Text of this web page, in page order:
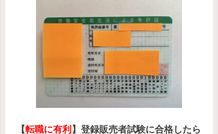
【転職に有利 】登録販売者試験に合格したら